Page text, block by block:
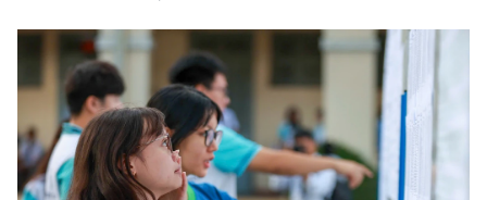
CHUYÊN ĐỀ
CÁC CHUYÊN TRANG
VỀ BÁO NHÂN DÂN